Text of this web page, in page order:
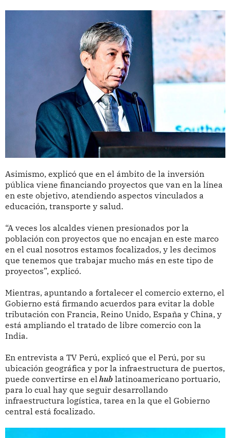
Asimismo, explicó que en el ámbito de la inversión
pública viene financiando proyectos que van en la línea
en este objetivo, atendiendo aspectos vinculados a
educación, transporte y salud.
“A veces los alcaldes vienen presionados por la
población con proyectos que no encajan en este marco
en el cual nosotros estamos focalizados, y les decimos
que tenemos que trabajar mucho más en este tipo de
proyectos”, explicó.
Mientras, apuntando a fortalecer el comercio externo, el
Gobierno está firmando acuerdos para evitar la doble
tributación con Francia, Reino Unido, España y China, y
está ampliando el tratado de libre comercio con la
India.
En entrevista a TV Perú, explicó que el Perú, por su
ubicación geográfica y por la infraestructura de puertos,
puede convertirse en el hub latinoamericano portuario,
para lo cual hay que seguir desarrollando
infraestructura logística, tarea en la que el Gobierno
central está focalizado.